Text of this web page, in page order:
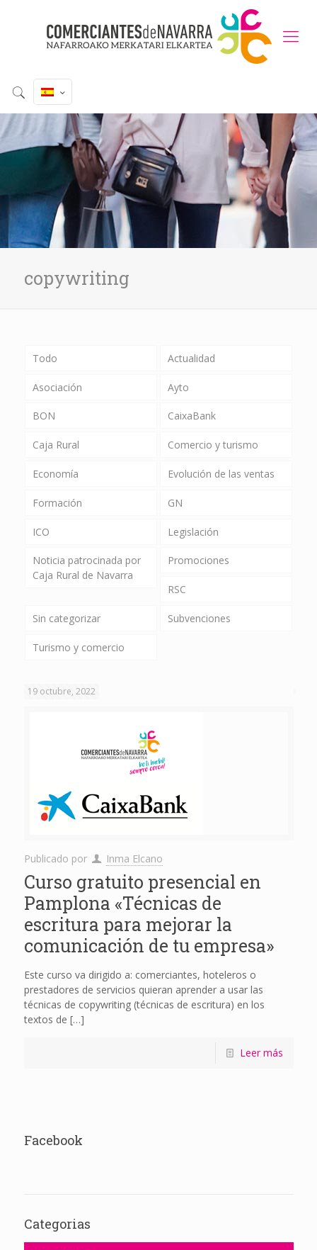
copywriting
Todo Actualidad
Asociación Ayto
BON CaixaBank
Caja Rural Comercio y turismo
Economía Evolución de las ventas
Formación GN
ICO Legislación
Noticia patrocinada por
Caja Rural de Navarra
Promociones
RSC
Sin categorizar Subvenciones
Turismo y comercio
19 octubre, 2022
Publicado por Inma Elcano
Curso gratuito presencial en
Pamplona «Técnicas de
escritura para mejorar la
comunicación de tu empresa»
Este curso va dirigido a: comerciantes, hoteleros o
prestadores de servicios quieran aprender a usar las
técnicas de copywriting (técnicas de escritura) en los
textos de […]
Leer más
Facebook
Categorias